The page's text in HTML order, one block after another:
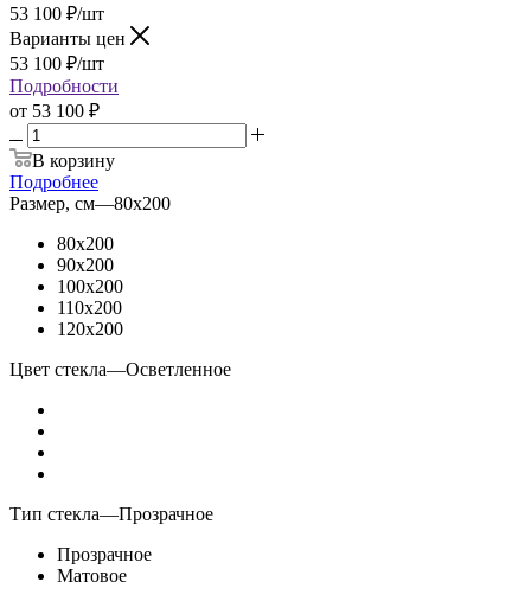
53 100 ₽/шт
Варианты цен
53 100 ₽/шт
Подробности
от 53 100 ₽
В корзину
Подробнее
Размер, см—80x200
80x200
90x200
100x200
110x200
120x200
Цвет стекла—Осветленное
Тип стекла—Прозрачное
Прозрачное
Матовое